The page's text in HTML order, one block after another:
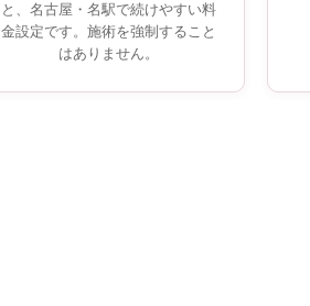
と、名古屋・名駅で続けやすい料
金設定です。施術を強制すること
はありません。